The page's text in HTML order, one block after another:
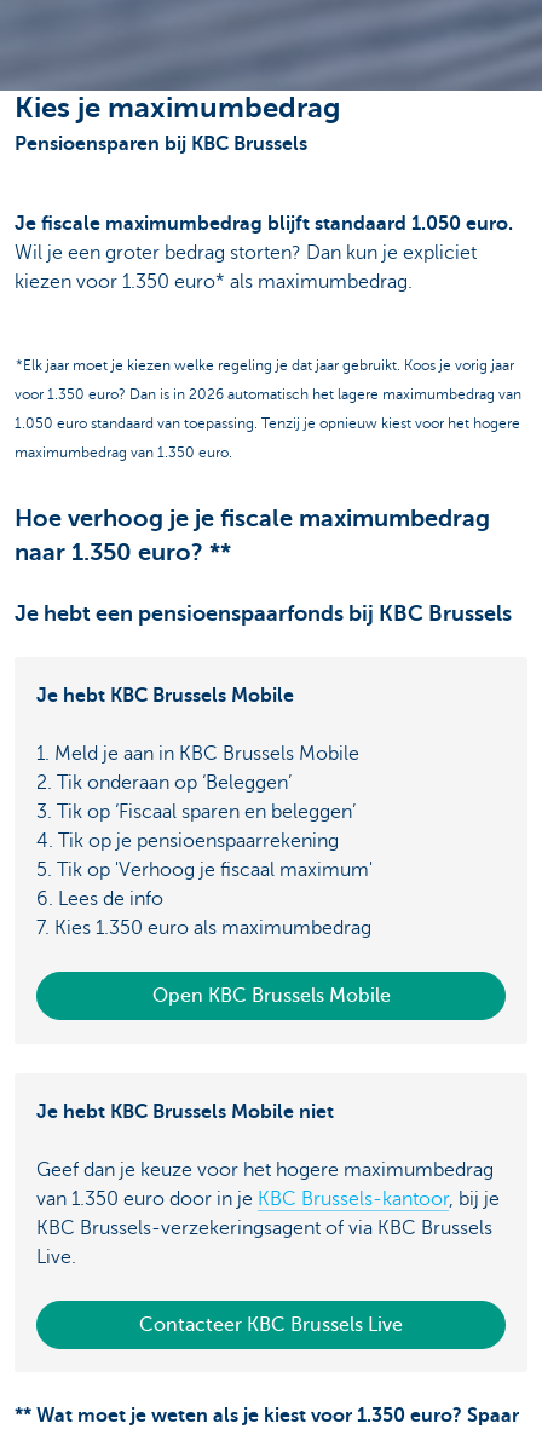
Kies je maximumbedrag
Pensioensparen bij KBC Brussels
Je fiscale maximumbedrag blijft standaard 1.050 euro.
Wil je een groter bedrag storten? Dan kun je expliciet
kiezen voor 1.350 euro* als maximumbedrag.
*Elk jaar moet je kiezen welke regeling je dat jaar gebruikt. Koos je vorig jaar
voor 1.350 euro? Dan is in 2026 automatisch het lagere maximumbedrag van
1.050 euro standaard van toepassing. Tenzij je opnieuw kiest voor het hogere
maximumbedrag van 1.350 euro.
Hoe verhoog je je fiscale maximumbedrag
naar 1.350 euro? **
Je hebt een pensioenspaarfonds bij KBC Brussels
Je hebt KBC Brussels Mobile
1. Meld je aan in KBC Brussels Mobile
2. Tik onderaan op ‘Beleggen’
3. Tik op ‘Fiscaal sparen en beleggen’
4. Tik op je pensioenspaarrekening
5. Tik op 'Verhoog je fiscaal maximum'
6. Lees de info
7. Kies 1.350 euro als maximumbedrag
Open KBC Brussels Mobile
Je hebt KBC Brussels Mobile niet
Geef dan je keuze voor het hogere maximumbedrag
van 1.350 euro door in je KBC Brussels-kantoor, bij je
KBC Brussels-verzekeringsagent of via KBC Brussels
Live.
Contacteer KBC Brussels Live
** Wat moet je weten als je kiest voor 1.350 euro? Spaar